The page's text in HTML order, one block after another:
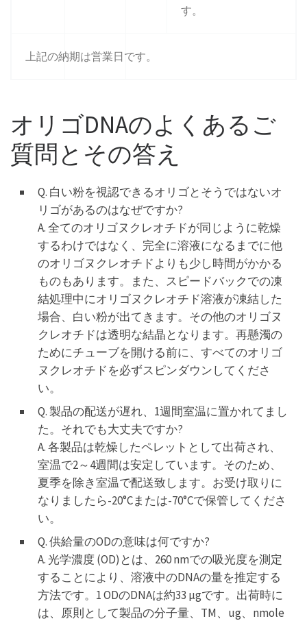
す。
上記の納期は営業日です。
オリゴDNAのよくあるご
質問とその答え
Q. 白い粉を視認できるオリゴとそうではないオ
リゴがあるのはなぜですか?
A. 全てのオリゴヌクレオチドが同じように乾燥
するわけではなく、完全に溶液になるまでに他
のオリゴヌクレオチドよりも少し時間がかかる
ものもあります。また、スピードバックでの凍
結処理中にオリゴヌクレオチド溶液が凍結した
場合、白い粉が出てきます。その他のオリゴヌ
クレオチドは透明な結晶となります。再懸濁の
ためにチューブを開ける前に、すべてのオリゴ
ヌクレオチドを必ずスピンダウンしてくださ
い。
Q. 製品の配送が遅れ、1週間室温に置かれてまし
た。それでも大丈夫ですか?
A. 各製品は乾燥したペレットとして出荷され、
室温で2～4週間は安定しています。そのため、
夏季を除き室温で配送致します。お受け取りに
なりましたら-20°Cまたは-70°Cで保管してくださ
い。
Q. 供給量のODの意味は何ですか?
A. 光学濃度 (OD)とは、260 nmでの吸光度を測定
することにより、溶液中のDNAの量を推定する
方法です。1 ODのDNAは約33 µgです。出荷時に
は、原則として製品の分子量、TM、ug、nmole